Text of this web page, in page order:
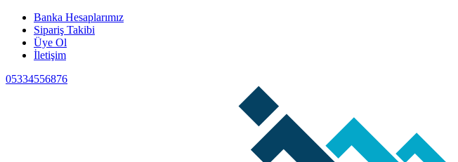
Banka Hesaplarımız
Sipariş Takibi
Üye Ol
İletişim
05334556876